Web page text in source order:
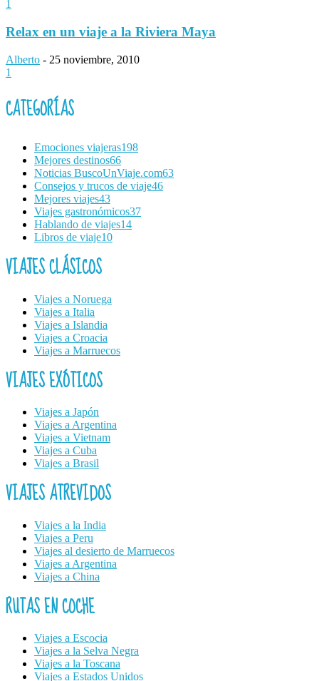
1
Relax en un viaje a la Riviera Maya
Alberto - 25 noviembre, 2010
1
CATEGORÍAS
Emociones viajeras198
Mejores destinos66
Noticias BuscoUnViaje.com63
Consejos y trucos de viaje46
Mejores viajes43
Viajes gastronómicos37
Hablando de viajes14
Libros de viaje10
VIAJES CLÁSICOS
Viajes a Noruega
Viajes a Italia
Viajes a Islandia
Viajes a Croacia
Viajes a Marruecos
VIAJES EXÓTICOS
Viajes a Japón
Viajes a Argentina
Viajes a Vietnam
Viajes a Cuba
Viajes a Brasil
VIAJES ATREVIDOS
Viajes a la India
Viajes a Peru
Viajes al desierto de Marruecos
Viajes a Argentina
Viajes a China
RUTAS EN COCHE
Viajes a Escocia
Viajes a la Selva Negra
Viajes a la Toscana
Viajes a Estados Unidos